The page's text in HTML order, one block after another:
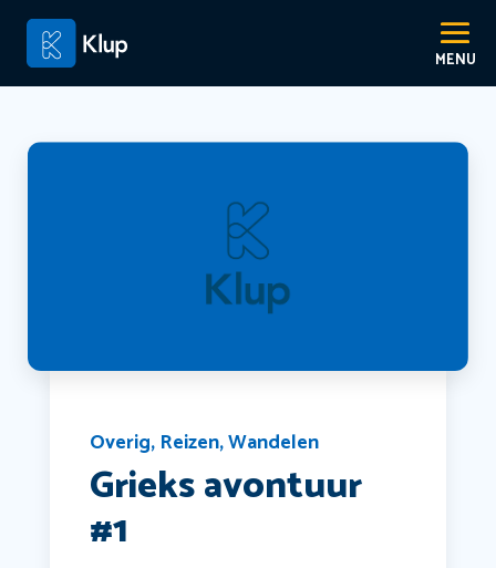
Overig, Reizen,Wandelen
Grieks avontuur
#1